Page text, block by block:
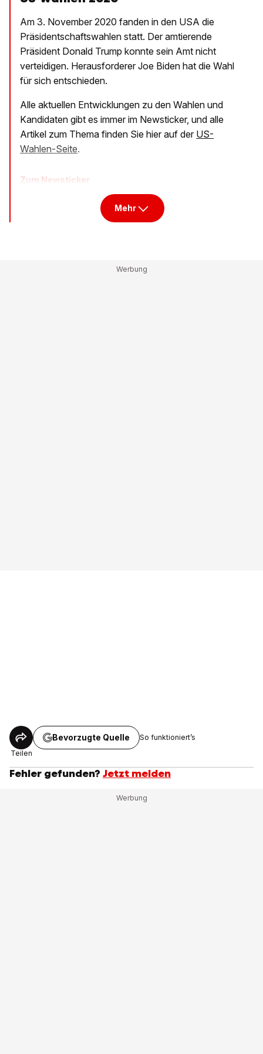
Am 3. November 2020 fanden in den USA die
Präsidentschaftswahlen statt. Der amtierende
Präsident Donald Trump konnte sein Amt nicht
verteidigen. Herausforderer Joe Biden hat die Wahl
für sich entschieden.
Alle aktuellen Entwicklungen zu den Wahlen und
Kandidaten gibt es immer im Newsticker, und alle
Artikel zum Thema finden Sie hier auf der US-
Wahlen-Seite.
Zum Newsticker
Mehr
Teilen
Bevorzugte Quelle So funktioniert’s
Fehler gefunden? Jetzt melden